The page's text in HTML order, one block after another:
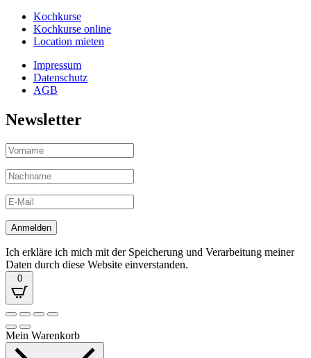
Kochkurse
Kochkurse online
Location mieten
Impressum
Datenschutz
AGB
Newsletter
Ich erkläre ich mich mit der Speicherung und Verarbeitung meiner
Daten durch diese Website einverstanden.
0
Mein Warenkorb